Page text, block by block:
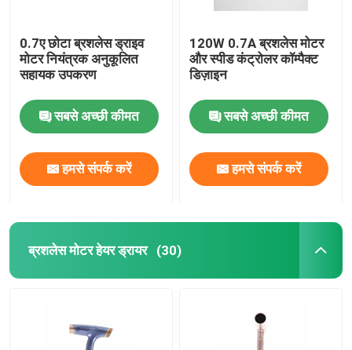
0.7ए छोटा ब्रशलेस ड्राइव
मोटर नियंत्रक अनुकूलित
सहायक उपकरण
सबसे अच्छी कीमत
हमसे संपर्क करें
120W 0.7A ब्रशलेस मोटर
और स्पीड कंट्रोलर कॉम्पैक्ट
डिज़ाइन
सबसे अच्छी कीमत
हमसे संपर्क करें
ब्रशलेस मोटर हेयर ड्रायर (30)